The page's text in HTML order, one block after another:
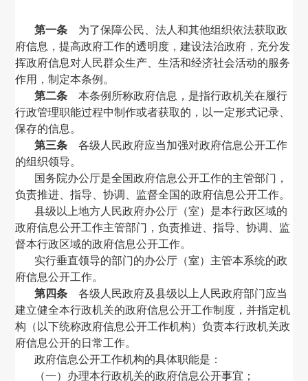
第一条 为了保障公民、法人和其他组织依法获取政
府信息，提高政府工作的透明度，建设法治政府，充分发
挥政府信息对人民群众生产、生活和经济社会活动的服务
作用，制定本条例。
第二条本条例所称政府信息，是指行政机关在履行
行政管理职能过程中制作或者获取的，以一定形式记录、
保存的信息。
第三条 各级人民政府应当加强对政府信息公开工作
的组织领导。
国务院办公厅是全国政府信息公开工作的主管部门，
负责推进、指导、协调、监督全国的政府信息公开工作。
县级以上地方人民政府办公厅（室）是本行政区域的
政府信息公开工作主管部门，负责推进、指导、协调、监
督本行政区域的政府信息公开工作。
实行垂直领导的部门的办公厅（室）主管本系统的政
府信息公开工作。
第四条 各级人民政府及县级以上人民政府部门应当
建立健全本行政机关的政府信息公开工作制度，并指定机
构（以下统称政府信息公开工作机构）负责本行政机关政
府信息公开的日常工作。
政府信息公开工作机构的具体职能是：
（一）办理本行政机关的政府信息公开事宜；